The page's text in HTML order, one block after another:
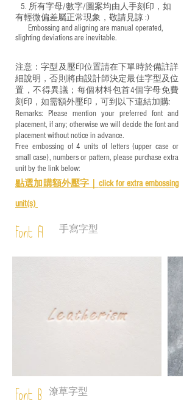
5. 所有字母/數字/圖案均由人手刻印，如
有輕微偏差屬正常現象，敬請見諒 :)
​ Embossing and aligning are manual operated,
slighting deviations are inevitable.
注意：字型及壓印位置請在下單時於備註詳
細說明，否則將由設計師決定最佳字型及位
置，不得異議；每個材料包首4個字母免費
刻印，如需額外壓印，可到以下連結加購:
Remarks: Please mention your preferred font and
placement, if any; otherwise we will decide the font and
placement without notice in advance.
Free embossing of 4 units of letters (upper case or
small case), numbers or pattern, please purchase extra
unit by the link below:
點選加購額外壓字｜ click for extra embossing
unit(s)
Font A 手寫字型
Font B 潦草字型